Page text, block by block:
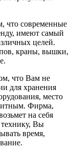
что современные
имеют самый
целей.
краны, вышки,
что Вам не
для хранения
место
Фирма,
на себя
технику, Вы
время,